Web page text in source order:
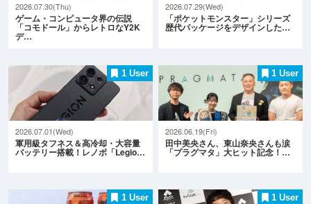
2026.07.30(Thu)
ゲーム・コンピュータ界の伝説
「コモドール」からレトロなY2K
デ…
2026.07.29(Wed)
「ポケットモンスター」シリーズ
歴代パッケージをデザインした…
1 User
2026.07.01(Wed)
軍用級タフネス＆高冷却・大容量
バッテリー搭載！レノボ「Legio…
1 User
2026.06.19(Fri)
田中美央さん、東山奈央さんも涙
「プラグマタ」大ヒット記念！…
1 User 1 User